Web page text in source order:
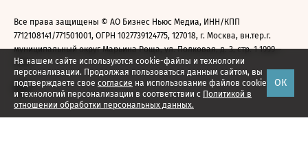
На нашем сайте используются cookie-файлы и технологии
персонализации. Продолжая пользоваться данным сайтом, вы
подтверждаете свое согласие на использование файлов cookie
и технологий персонализации в соответствии с Политикой в
отношении обработки персональных данных.
ОК
Все права защищены © АО Бизнес Ньюс Медиа, ИНН/КПП
7712108141/771501001, ОГРН 1027739124775, 127018, г. Москва, вн.тер.г.
муниципальный округ Марьина Роща, ул. Полковая, д. 3, стр. 1 1999—
2026